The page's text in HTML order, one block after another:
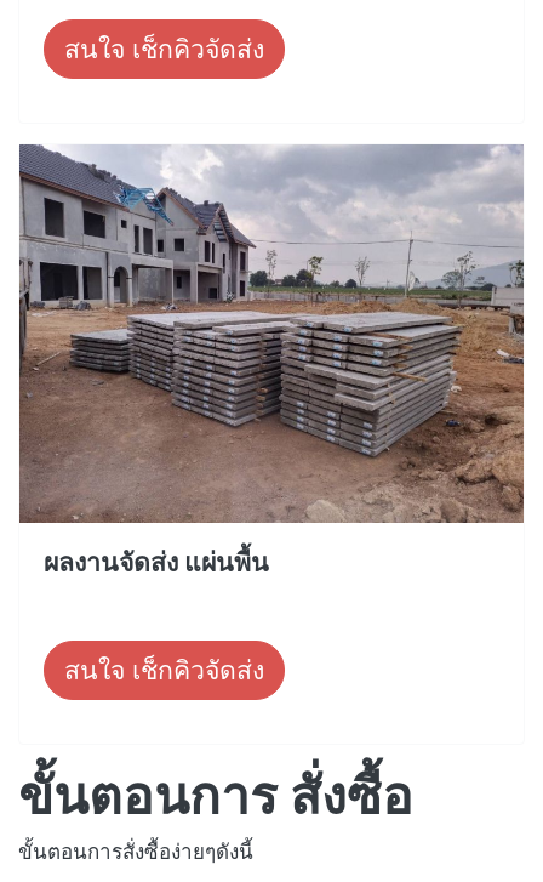
สนใจ เช็กคิวจัดส่ง
ผลงานจัดส่ง แผ่นพื้น
สนใจ เช็กคิวจัดส่ง
ขั้นตอนการ สั่งซื้อ
ขั้นตอนการสั่งซื้อง่ายๆดังนี้